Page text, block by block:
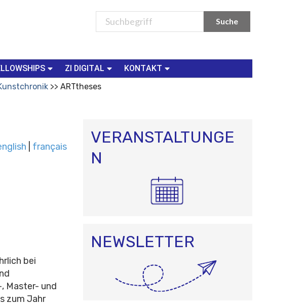
ZI DIGITAL
KONTAKT
ARTtheses
français
bei
Master- und
zum Jahr
VERANSTALTUNGE
N
NEWSLETTER